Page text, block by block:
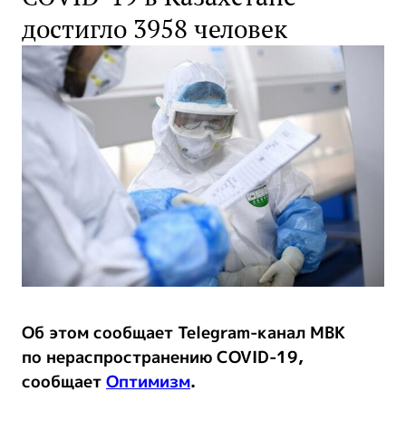
достигло 3958 человек
Об этом сообщает Telegram-канал МВК
по нераспространению СOVID-19,
сообщаетОптимизм.